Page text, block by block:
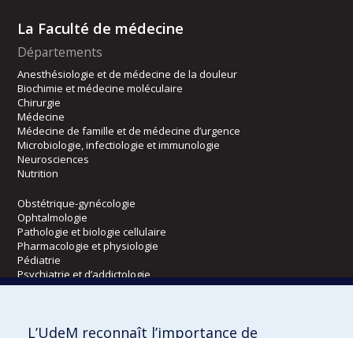
La Faculté de médecine
Départements
Anesthésiologie et de médecine de la douleur
Biochimie et médecine moléculaire
Chirurgie
Médecine
Médecine de famille et de médecine d’urgence
Microbiologie, infectiologie et immunologie
Neurosciences
Nutrition
Obstétrique-gynécologie
Ophtalmologie
Pathologie et biologie cellulaire
Pharmacologie et physiologie
Pédiatrie
Psychiatrie et d’addictologie
Radiologie, radio-oncologie et médecine nucléaire
L’UdeM reconnaît l’importance de